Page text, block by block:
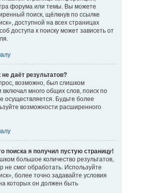
форума или темы. Вы можете
поиск, щёлкнув по ссылке
доступной на всех страницах
доступа к поиску может зависеть от
даёт результатов?
возможно, был слишком
много общих слов, поиск по
осуществляется. Будьте более
возможности расширенного
поиска я получил пустую страницу!
большое количество результатов,
не смог обработать. Используйте
более точно задавайте условия
которых он должен быть